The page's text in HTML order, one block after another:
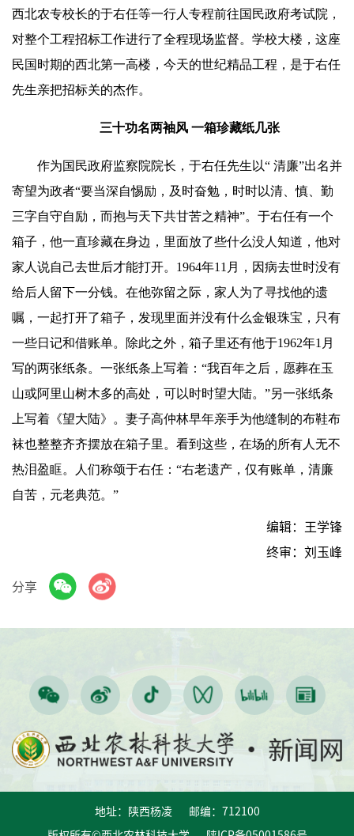
西北农专校长的于右任等一行人专程前往国民政府考试院，
对整个工程招标工作进行了全程现场监督。学校大楼，这座
民国时期的西北第一高楼，今天的世纪精品工程，是于右任
先生亲把招标关的杰作。
三十功名两袖风 一箱珍藏纸几张
作为国民政府监察院院长，于右任先生以“ 清廉”出名并
寄望为政者“要当深自惕励，及时奋勉，时时以清、慎、勤
三字自守自励，而抱与天下共甘苦之精神”。于右任有一个
箱子，他一直珍藏在身边，里面放了些什么没人知道，他对
家人说自己去世后才能打开。1964年11月，因病去世时没有
给后人留下一分钱。在他弥留之际，家人为了寻找他的遗
嘱，一起打开了箱子，发现里面并没有什么金银珠宝，只有
一些日记和借账单。除此之外，箱子里还有他于1962年1月
写的两张纸条。一张纸条上写着：“我百年之后，愿葬在玉
山或阿里山树木多的高处，可以时时望大陆。”另一张纸条
上写着《望大陆》。妻子高仲林早年亲手为他缝制的布鞋布
袜也整整齐齐摆放在箱子里。看到这些，在场的所有人无不
热泪盈眶。人们称颂于右任：“右老遗产，仅有账单，清廉
自苦，元老典范。”
编辑：王学锋
终审：刘玉峰
分享
地址：陕西杨凌 邮编：712100